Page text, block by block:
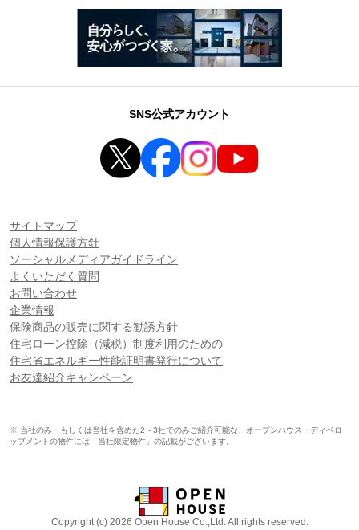
SNS公式アカウント
サイトマップ
個人情報保護方針
ソーシャルメディアガイドライン
よくいただく質問
お問い合わせ
企業情報
保険商品の販売に関する勧誘方針
住宅ローン控除（減税）制度利用のための
住宅省エネルギー性能証明書発行について
お友達紹介キャンペーン
※ 当社のみ・もしくは当社を含めた2～3社でのみご紹介可能な、オープンハウス・ディベロ
ップメントの物件には「当社限定物件」の記載がございます。
Copyright (c) 2026 Open House Co.,Ltd. All rights reserved.